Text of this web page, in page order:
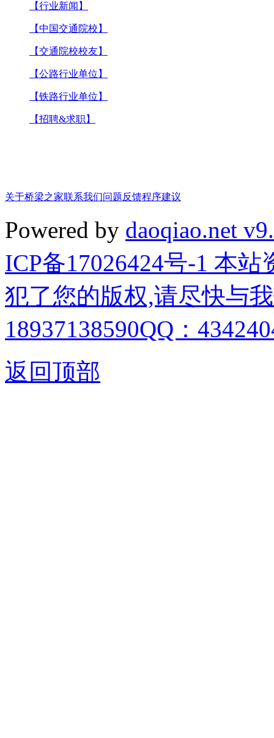
【行业新闻】
【中国交通院校】
【交通院校校友】
【公路行业单位】
【铁路行业单位】
【招聘&求职】
关于桥梁之家联系我们问题反馈程序建议
Powered by daoqiao.net
ICP备17026424号-1 本
犯了您的版权,请尽快与
18937138590QQ：
返回顶部